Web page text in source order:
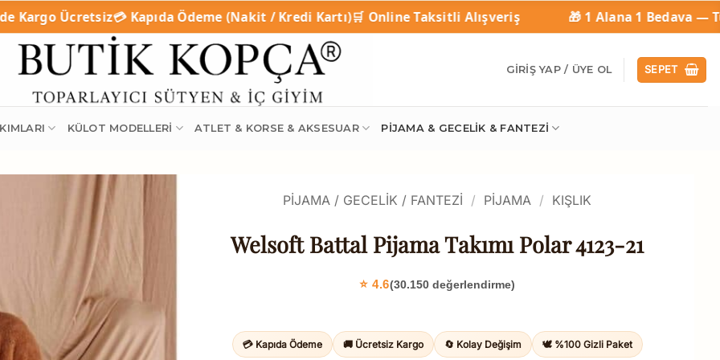
Kapıda Ödeme (Nakit / Kredi Kartı)🛒 Online Taksitli Alışveriş 🎁 1 Alana 1 Bedava — Tüm Ürünlerde
GIRIŞ YAP / ÜYE OL SEPET
KÜLOT MODELLERI ATLET & KORSE & AKSESUAR PIJAMA & GECELIK & FANTEZI
PIJAMA / GECELIK / FANTEZI / PIJAMA / KIŞLIK
Welsoft Battal Pijama Takımı Polar 4123-21
⭐ 4.6(30.150 değerlendirme)
💳 Kapıda Ödeme 🚚 Ücretsiz Kargo 🔄 Kolay Değişim 🕊️ %100 Gizli Paket